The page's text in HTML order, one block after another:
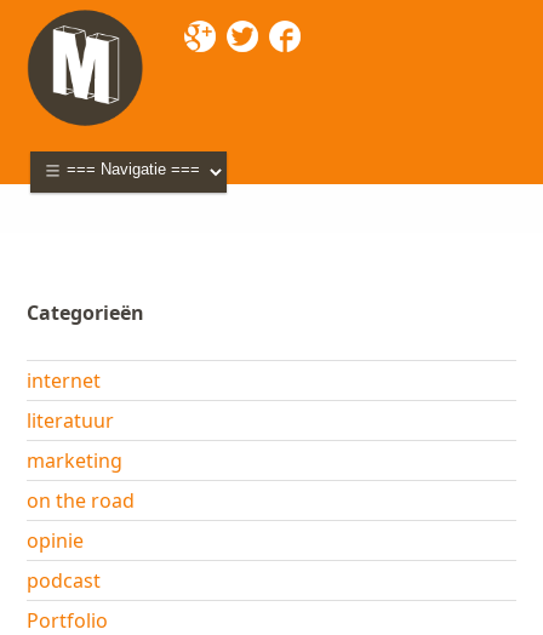
Categorieën
internet
literatuur
marketing
on the road
opinie
podcast
Portfolio